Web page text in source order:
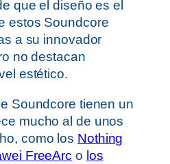
que el diseño es el
estos Soundcore
a su innovador
no destacan
estético.
Soundcore tienen un
mucho al de unos
como los Nothing
FreeArc o los